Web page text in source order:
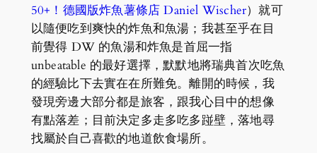
50+！德國版炸魚薯條店 Daniel Wischer）就可
以隨便吃到爽快的炸魚和魚湯；我甚至乎在目
前覺得 DW 的魚湯和炸魚是首屈一指
unbeatable 的最好選擇，默默地將瑞典首次吃魚
的經驗比下去實在在所難免。離開的時候，我
發現旁邊大部分都是旅客，跟我心目中的想像
有點落差；目前決定多走多吃多踫壁，落地尋
找屬於自己喜歡的地道飲食場所。